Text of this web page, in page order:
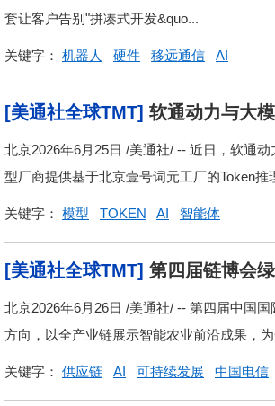
套让客户告别"拼凑式开发&quo...
关键字： 机器人 硬件 移远通信 AI
[美通社全球TMT] 软通动力与大
北京2026年6月25日 /美通社/ -- 近日，软通
型厂商提供基于北京壹号词元工厂的Token
关键字： 模型 TOKEN AI 智能体
[美通社全球TMT] 第四届链博会
北京2026年6月26日 /美通社/ -- 第四届中国
方向，以全产业链展示智能农业前沿成果，
关键字： 供应链 AI 可持续发展 中国电信